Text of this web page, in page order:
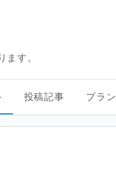
す。
投稿記事 プラン